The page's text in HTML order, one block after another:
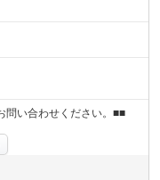
問い合わせください。■■